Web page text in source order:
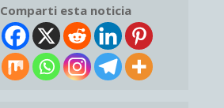
Comparti esta noticia